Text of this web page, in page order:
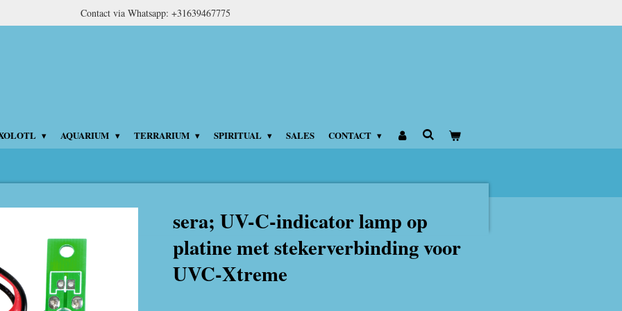
Contact via Whatsapp: +31639467775
AQUARIUM TERRARIUM SPIRITUAL SALES CONTACT
sera; UV-C-indicator lamp op
platine met stekerverbinding voor
UVC-Xtreme